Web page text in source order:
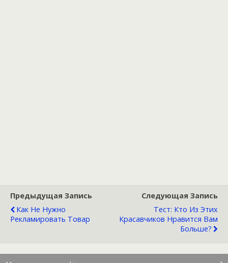
Предыдущая Запись
Как Не Нужно
Рекламировать Товар
Следующая Запись
Тест: Кто Из Этих
Красавчиков Нравится Вам
Больше?